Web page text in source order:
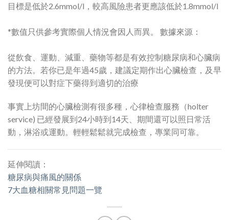
目標是低於2.6mmol/l，較高風險患者更應該低於1.8mmol/l
*數值只供參考實際個人情況會因人而異。 數據來源：
從飲食、運動、減重、藥物等都是有效控制糖尿病和心臟病
的方法。若你已是年過45歲，建議定期作出心臟檢查，及早
發現便可以對症下藥得到適切的治療
事實上坊間的心臟檢測有很多種，心律檢查服務（holter
service) 已經發展到24小時到14天、期間還可以照日常活
動，淋浴或運動。輕輕鬆鬆就完成檢查，專業同可靠。
延伸閱讀：
糖尿病與痛風的關係
7大血糖相關常見問題一覽